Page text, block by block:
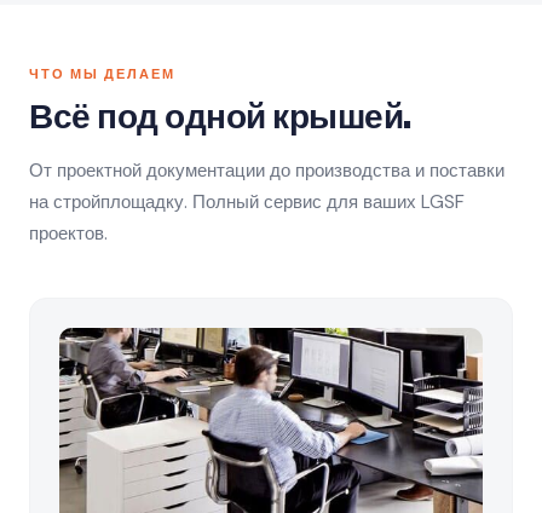
ЧТО МЫ ДЕЛАЕМ
Всё под одной крышей.
От проектной документации до производства и поставки
на стройплощадку. Полный сервис для ваших LGSF
проектов.